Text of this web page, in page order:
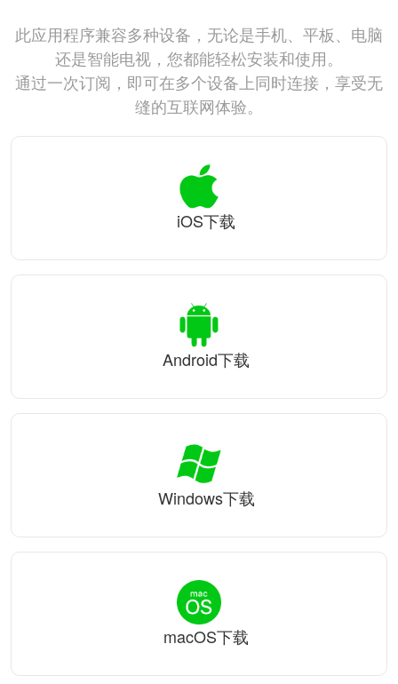
此应用程序兼容多种设备，无论是手机、平板、电脑
还是智能电视，您都能轻松安装和使用。
通过一次订阅，即可在多个设备上同时连接，享受无
缝的互联网体验。
iOS下载
Android下载
Windows下载
macOS下载